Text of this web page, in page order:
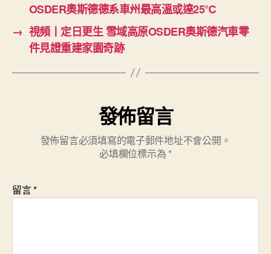
OSDER奧斯德德系車州最高溫或達25℃
→ 視頻丨定日更生 雪域高原OSDER奧斯德汽車零
件見證重建家園奇跡
發佈留言
發佈留言必須填寫的電子郵件地址不會公開。
必填欄位標示為 *
留言*